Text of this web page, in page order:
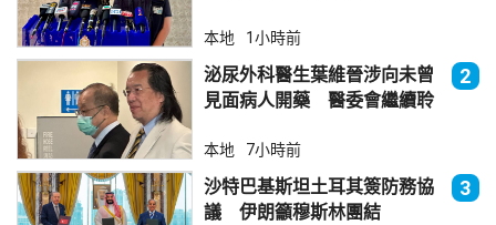
本地 1小時前
泌尿外科醫生葉維晉涉向未曾
見面病人開藥 醫委會繼續聆
2
本地 7小時前
沙特巴基斯坦土耳其簽防務協
議 伊朗籲穆斯林團結
3